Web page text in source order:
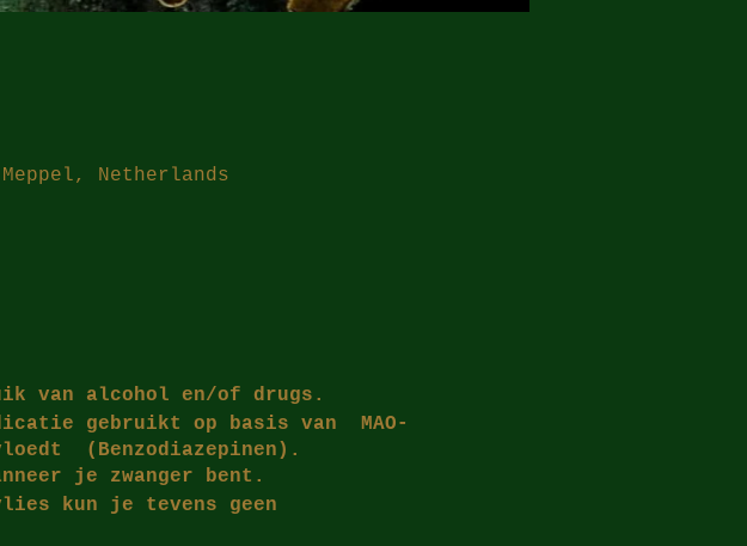
Netherlands
van alcohol en/of drugs.
gebruikt op basis van MAO-
(Benzodiazepinen).
je zwanger bent.
kun je tevens geen